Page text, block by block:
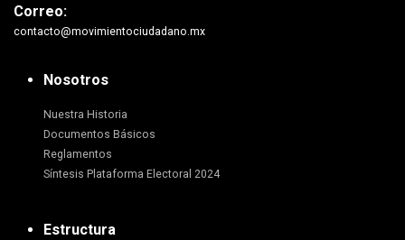
Correo:
contacto@movimientociudadano.mx
Nosotros
Nuestra Historia
Documentos Básicos
Reglamentos
Síntesis Plataforma Electoral 2024
Estructura